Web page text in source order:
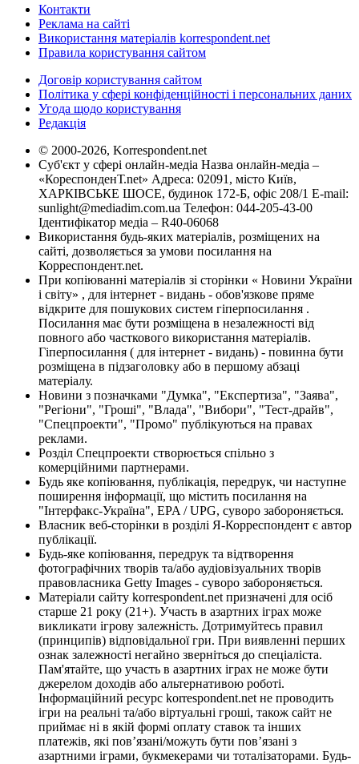
Контакти
Реклама на сайті
Використання матеріалів korrespondent.net
Правила користування сайтом
Договір користування сайтом
Політика у сфері конфіденційності і персональних даних
Угода щодо користування
Редакція
© 2000-2026, Korrespondent.net
Суб'єкт у сфері онлайн-медіа Назва онлайн-медіа –
«КореспонденТ.net» Адреса: 02091, місто Київ,
ХАРКІВСЬКЕ ШОСЕ, будинок 172-Б, офіс 208/1 E-mail:
sunlight@mediadim.com.ua Телефон: 044-205-43-00
Ідентифікатор медіа – R40-06068
Використання будь-яких матеріалів, розміщених на
сайті, дозволяється за умови посилання на
Корреспондент.net.
При копіюванні матеріалів зі сторінки « Новини України
і світу» , для інтернет - видань - обов'язкове пряме
відкрите для пошукових систем гіперпосилання .
Посилання має бути розміщена в незалежності від
повного або часткового використання матеріалів.
Гіперпосилання ( для інтернет - видань) - повинна бути
розміщена в підзаголовку або в першому абзаці
матеріалу.
Новини з позначками "Думка", "Експертиза", "Заява",
"Регіони", "Гроші", "Влада", "Вибори", "Тест-драйв",
"Спецпроекти", "Промо" публікуються на правах
реклами.
Розділ Спецпроекти створюється спільно з
комерційними партнерами.
Будь яке копіювання, публікація, передрук, чи наступне
поширення інформації, що містить посилання на
"Інтерфакс-Україна", EPA / UPG, суворо забороняється.
Власник веб-сторінки в розділі Я-Корреспондент є автор
публікації.
Будь-яке копіювання, передрук та відтворення
фотографічних творів та/або аудіовізуальних творів
правовласника Getty Images - суворо забороняється.
Матеріали сайту korrespondent.net призначені для осіб
старше 21 року (21+). Участь в азартних іграх може
викликати ігрову залежність. Дотримуйтесь правил
(принципів) відповідальної гри. При виявленні перших
ознак залежності негайно зверніться до спеціаліста.
Пам'ятайте, що участь в азартних іграх не може бути
джерелом доходів або альтернативою роботі.
Інформаційний ресурс korrespondent.net не проводить
ігри на реальні та/або віртуальні гроші, також сайт не
приймає ні в якій формі оплату ставок та інших
платежів, які пов’язані/можуть бути пов’язані з
азартними іграми, букмекерами чи тоталізаторами. Будь-